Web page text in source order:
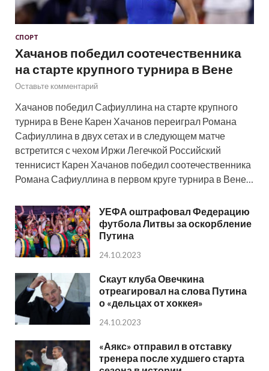
СПОРТ
Хачанов победил соотечественника
на старте крупного турнира в Вене
Оставьте комментарий
Хачанов победил Сафиуллина на старте крупного
турнира в Вене Карен Хачанов переиграл Романа
Сафиуллина в двух сетах и в следующем матче
встретится с чехом Иржи Легечкой Российский
теннисист Карен Хачанов победил соотечественника
Романа Сафиуллина в первом круге турнира в Вене…
УЕФА оштрафовал Федерацию
футбола Литвы за оскорбление
Путина
24.10.2023
Скаут клуба Овечкина
отреагировал на слова Путина
о «дельцах от хоккея»
24.10.2023
«Аякс» отправил в отставку
тренера после худшего старта